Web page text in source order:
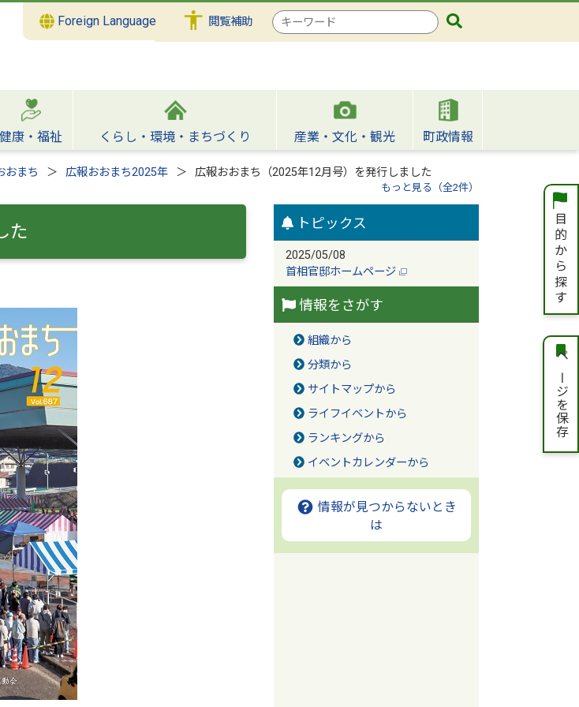
Foreign Language 閲覧補助
検
索
健康・福祉 くらし・環境・まちづくり 産業・文化・観光 町政情報
おまち 広報おおまち2025年 広報おおまち（2025年12月号）を発行しました
もっと見る（全2件）
た トピックス
2025/05/08
首相官邸ホームページ
情報をさがす
組織から
分類から
サイトマップから
ライフイベントから
ランキングから
イベントカレンダーから
情報が見つからないとき
は
ページを保存